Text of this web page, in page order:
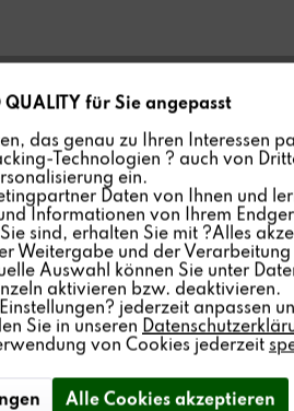
QUALITY für Sie angepasst
das genau zu Ihren Interessen
Technologien ? auch von
ein.
Daten von Ihnen und
Informationen von Ihrem
sind, erhalten Sie mit ?Alles
Weitergabe und der
Auswahl können Sie unter
aktivieren bzw. deaktivieren.
jederzeit anpassen
Sie in unseren
von Cookies jederzeit
Alle Cookies akzeptieren